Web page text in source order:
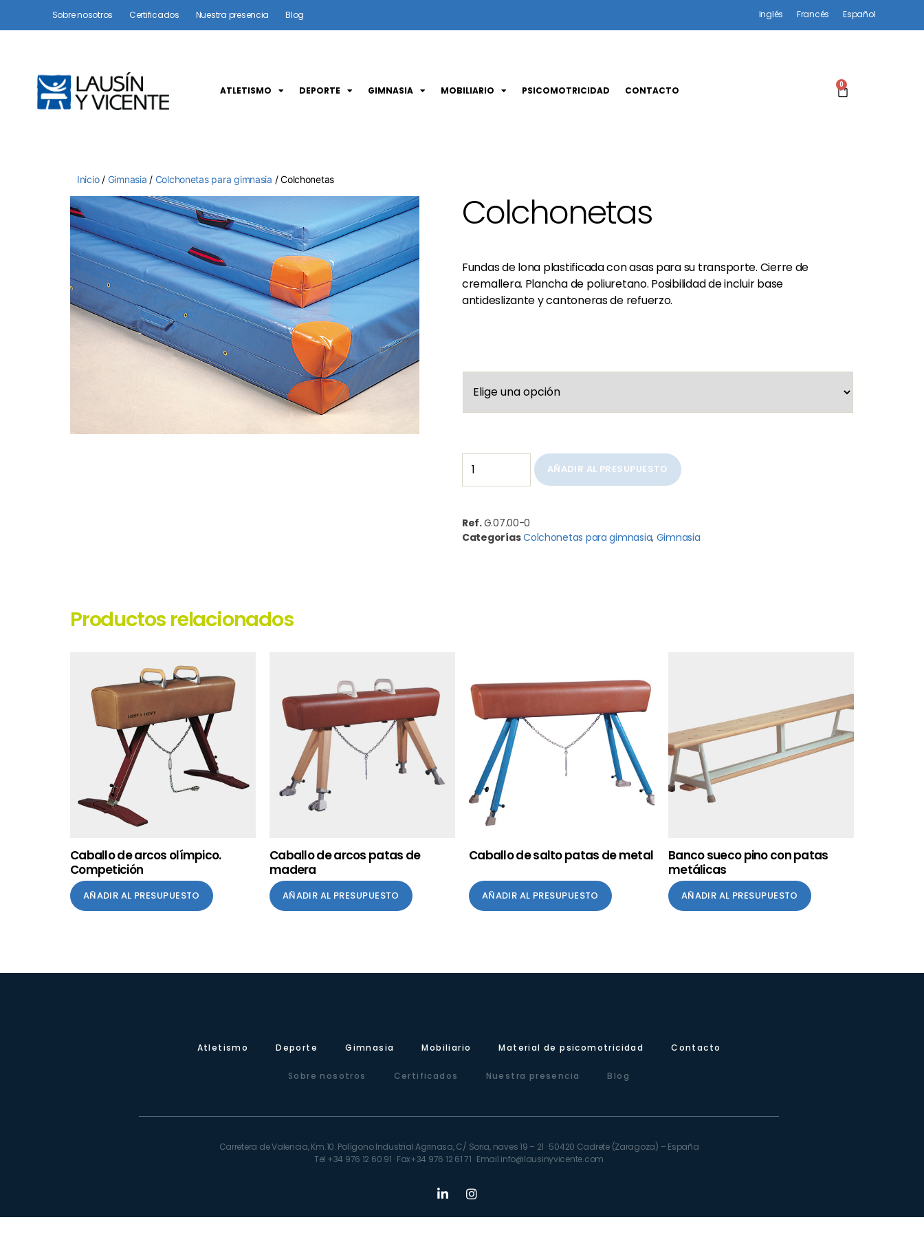
Sobre nosotros Certificados Nuestra presencia Blog Inglés Francés Español
ATLETISMO DEPORTE GIMNASIA MOBILIARIO PSICOMOTRICIDAD CONTACTO
0
Inicio/ Gimnasia / Colchonetas para gimnasia / Colchonetas
Colchonetas
Fundas de lona plastificada con asas para su transporte. Cierre de
cremallera. Plancha de poliuretano. Posibilidad de incluir base
antideslizante y cantoneras de refuerzo.
AÑADIR AL PRESUPUESTO
Ref.G.07.00-0
CategoríasColchonetas para gimnasia, Gimnasia
Productos relacionados
Caballo de arcos olímpico.
Competición
AÑADIR AL PRESUPUESTO
Caballo de arcos patas de
madera
AÑADIR AL PRESUPUESTO
Caballo de salto patas de metal
AÑADIR AL PRESUPUESTO
Banco sueco pino con patas
metálicas
AÑADIR AL PRESUPUESTO
Atletismo Deporte Gimnasia Mobiliario Material de psicomotricidad Contacto
Sobre nosotros Certificados Nuestra presencia Blog
Carretera de Valencia, Km.10. Polígono Industrial Agrinasa, C/ Soria, naves 19 – 21 · 50420 Cadrete (Zaragoza) – España
Tel +34 976 12 60 91 · Fax+34 976 12 61 71 · Email info@lausinyvicente.com